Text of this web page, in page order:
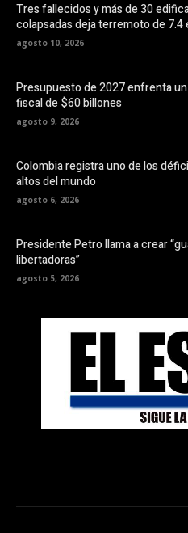
Tres fallecidos y más de 30
colapsadas deja terremoto de 7.4
agosto 10, 2026
Presupuesto de 2027 enfrenta
fiscal de $60 billones
agosto 9, 2026
Colombia registra uno de los
altos del mundo
agosto 6, 2026
Presidente Petro llama a crear
libertadoras”
agosto 5, 2026